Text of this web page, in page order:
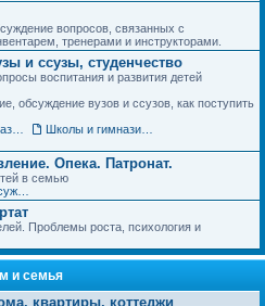
вопросов, связанных с
тренерами и инструкторами.
и ссузы, студенчество
воспитания и развития детей
обсуждение вузов и ссузов, как поступить
Опека. Патронат.
в семью
Проблемы роста, психология и
и семья
квартиры, коттеджи